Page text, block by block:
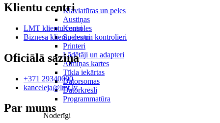
Klaviatūras un peles
Austiņas
Konsoles
Spēles un kontrolieri
Printeri
Lādētāji un adapteri
Atmiņas kartes
Tīkla iekārtas
Datorsomas
Datorkrēsli
Programmatūra
Noderīgi
Klientu centri
LMT klientu centri
Biznesa klientu centri
Oficiālā saziņa
+371 29340000
kanceleja@lmt.lv
Par mums